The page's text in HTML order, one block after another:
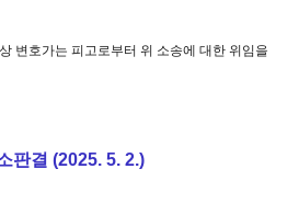
변호가는 피고로부터 위 소송에 대한 위임을
판결 (2025. 5. 2.)